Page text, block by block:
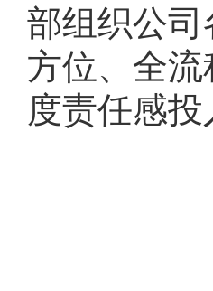
部组织公
方位、全
度责任感